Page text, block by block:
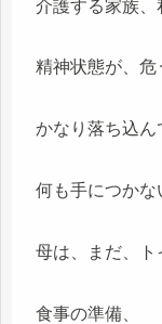
介護する家族、
精神状態が、危
かなり落ち込ん
何も手につかな
母は、まだ、ト
食事の準備、